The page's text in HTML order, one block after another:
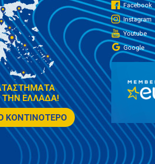
ΤΗΝ ΕΛΛΑΔΑ!
ΚΟΝΤΙΝΟΤΕΡΟ
Facebook
Instagram
Youtube
Google